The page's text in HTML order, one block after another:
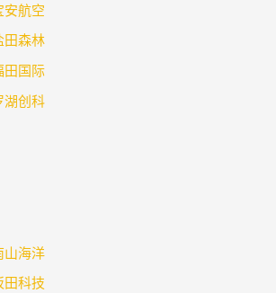
安航空
田森林
田国际
湖创科
山海洋
科技